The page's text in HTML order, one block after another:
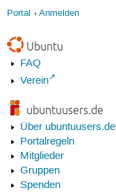
Portal Anmelden
Ubuntu
FAQ
Verein
ubuntuusers.de
Über ubuntuusers.de
Portalregeln
Mitglieder
Gruppen
Spenden